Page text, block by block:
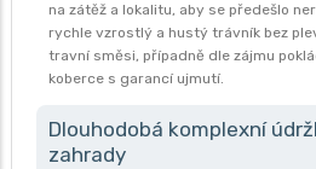
na zátěž a lokalitu, aby se předešlo
rychle vzrostlý a hustý trávník bez
travní směsi, případně dle zájmu
koberce s garancí ujmutí.
Dlouhodobá komplexní
zahrady